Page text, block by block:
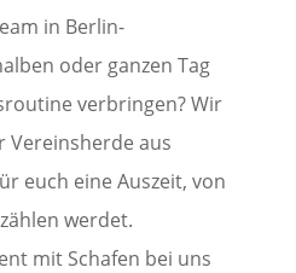
in Berlin-
oder ganzen Tag
verbringen? Wir
Vereinsherde aus
euch eine Auszeit, von
werdet.
mit Schafen bei uns